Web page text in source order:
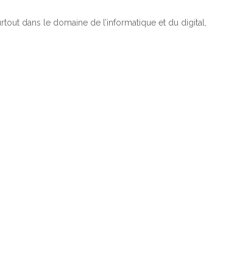
dans le domaine de l’informatique et du digital,